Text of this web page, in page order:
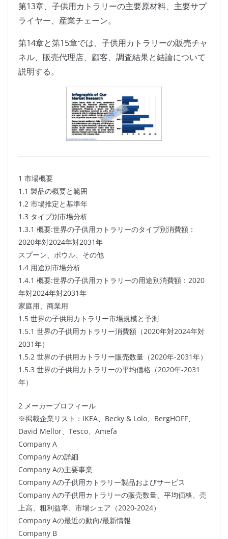
第13章、子供用カトラリーの主要原材料、主要サプ
ライヤー、産業チェーン。
第14章と第15章では、子供用カトラリーの販売チャ
ネル、販売代理店、顧客、調査結果と結論について
説明する。
1 市場概要
1.1 製品の概要と範囲
1.2 市場推定と基準年
1.3 タイプ別市場分析
1.3.1 概要:世界の子供用カトラリーのタイプ別消費額：
2020年対2024年対2031年
スプーン、ボウル、その他
1.4 用途別市場分析
1.4.1 概要:世界の子供用カトラリーの用途別消費額：2020
年対2024年対2031年
家庭用、商業用
1.5 世界の子供用カトラリー市場規模と予測
1.5.1 世界の子供用カトラリー消費額（2020年対2024年対
2031年）
1.5.2 世界の子供用カトラリー販売数量（2020年-2031年）
1.5.3 世界の子供用カトラリーの平均価格（2020年-2031
年）
2 メーカープロフィール
※掲載企業リスト：IKEA、Becky & Lolo、BergHOFF、
David Mellor、Tesco、Amefa
Company A
Company Aの詳細
Company Aの主要事業
Company Aの子供用カトラリー製品およびサービス
Company Aの子供用カトラリーの販売数量、平均価格、売
上高、粗利益率、市場シェア（2020-2024）
Company Aの最近の動向/最新情報
Company B